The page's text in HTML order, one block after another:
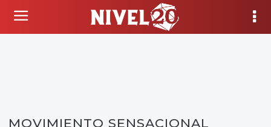
MOVIMIENTO SENSACIONAL